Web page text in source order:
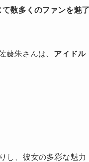
数多くのファンを魅了
藤朱さんは、 アイドル
し、彼女の多彩な魅力